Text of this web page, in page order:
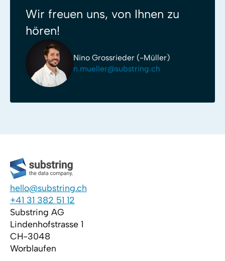
Wir freuen uns, von Ihnen zu
hören!
Nino Grossrieder (-Müller)
n.mueller@substring.ch
hello@substring.ch
+41 31 382 51 12
Substring AG
Lindenhofstrasse 1
CH-3048
Worblaufen